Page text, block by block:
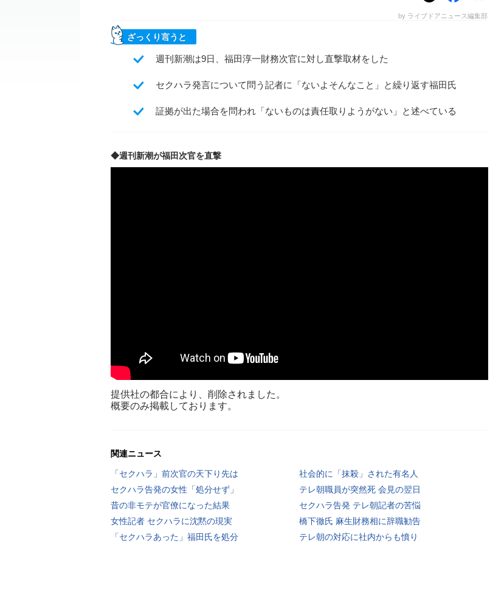
by ライブドアニュース編集部
ざっくり言うと
週刊新潮は9日、福田淳一財務次官に対し直撃取材をした
セクハラ発言について問う記者に「ないよそんなこと」と繰り返す福田氏
証拠が出た場合を問われ「ないものは責任取りようがない」と述べている
◆週刊新潮が福田次官を直撃
提供社の都合により、削除されました。
概要のみ掲載しております。
関連ニュース
「セクハラ」前次官の天下り先は
社会的に「抹殺」された有名人
セクハラ告発の女性「処分せず」
テレ朝職員が突然死 会見の翌日
昔の非モテが官僚になった結果
セクハラ告発 テレ朝記者の苦悩
女性記者 セクハラに沈黙の現実
橋下徹氏 麻生財務相に辞職勧告
「セクハラあった」福田氏を処分
テレ朝の対応に社内からも憤り